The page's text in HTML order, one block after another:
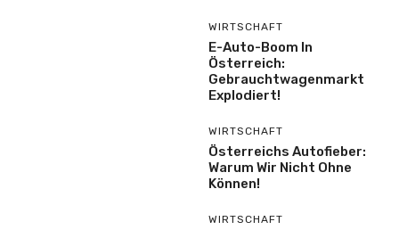
WIRTSCHAFT
E-Auto-Boom In
Österreich:
Gebrauchtwagenmarkt
Explodiert!
WIRTSCHAFT
Österreichs Autofieber:
Warum Wir Nicht Ohne
Können!
WIRTSCHAFT